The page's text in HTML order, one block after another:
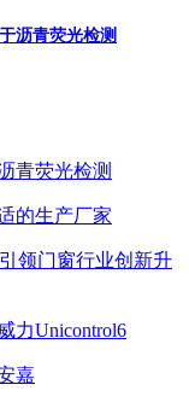
沥青荧光检测
青荧光检测
的生产厂家
领门窗行业创新升
力Unicontrol6
嘉